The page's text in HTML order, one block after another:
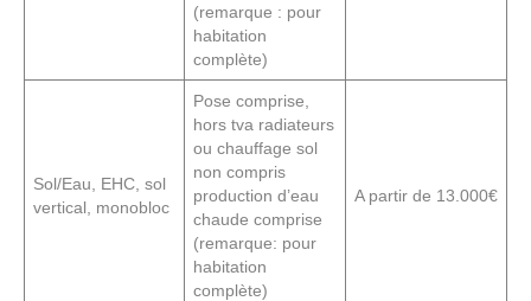
(remarque : pour
habitation
complète)
Sol/Eau, EHC, sol
vertical, monobloc
Pose comprise,
hors tva radiateurs
ou chauffage sol
non compris
production d’eau
chaude comprise
(remarque: pour
habitation
complète)
A partir de 13.000€